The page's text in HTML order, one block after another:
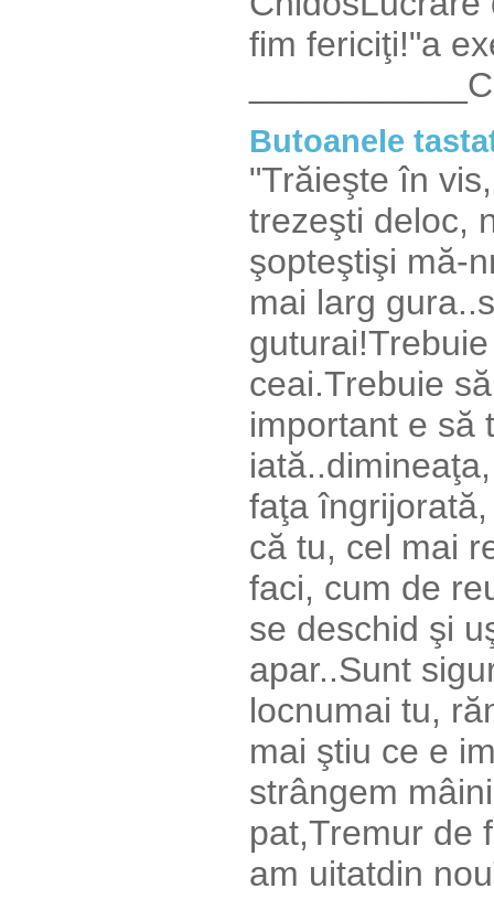
fim fericiţi!"a
Butoanele
"Trăieşte în
trezeşti deloc,
şopteştişi mă-
mai larg
ceai.Trebuie
important e să
faţa
că tu, cel mai
faci, cum de
se deschid şi
apar..Sunt
locnumai tu,
mai ştiu ce e
strângem
pat,Tremur de
am uitatdin